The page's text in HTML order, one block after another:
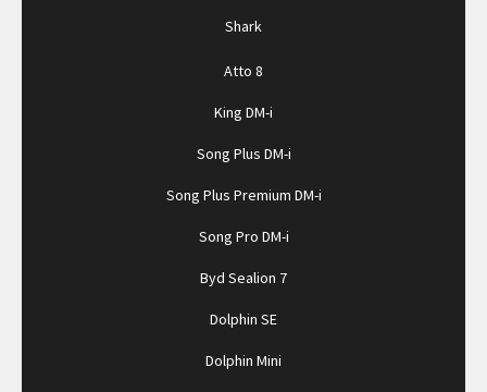
Shark
Atto 8
King DM-i
Song Plus DM-i
Song Plus Premium DM-i
Song Pro DM-i
Byd Sealion 7
Dolphin SE
Dolphin Mini